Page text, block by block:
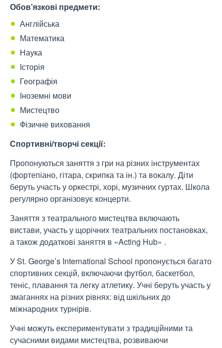
Обов’язкові предмети:
Англійська
Математика
Наука
Історія
Географія
Іноземні мови
Мистецтво
Фізичне виховання
Спортивні/творчі секції:
Пропонуються заняття з гри на різних інструментах
(фортепіано, гітара, скрипка та ін.) та вокалу. Діти
беруть участь у оркестрі, хорі, музичних гуртах. Школа
регулярно організовує концерти.
Заняття з театрального мистецтва включають
вистави, участь у щорічних театральних постановках,
а також додаткові заняття в «Acting Hub» .
У St. George’s International School пропонується багато
спортивних секцій, включаючи футбол, баскетбол,
теніс, плавання та легку атлетику. Учні беруть участь у
змаганнях на різних рівнях: від шкільних до
міжнародних турнірів.
Учні можуть експериментувати з традиційними та
сучасними видами мистецтва, розвиваючи